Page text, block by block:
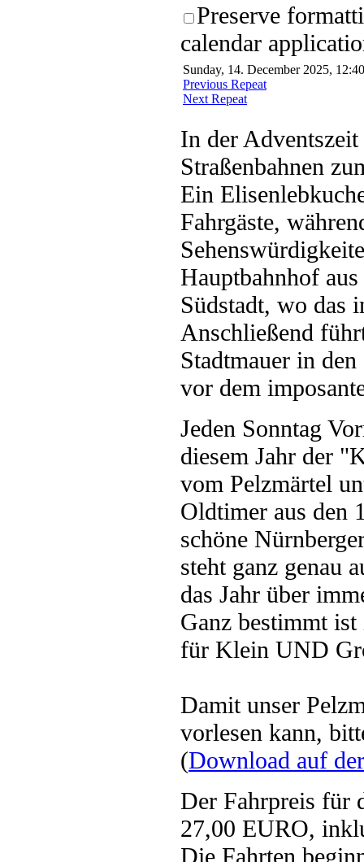
Preserve
calendar
Sunday, 14. December 2025,
Previous Repeat
Next Repeat
In der
Straßenbahnen
Ein
Fahrgäste,
Hauptbahnhof
Südstadt, wo das
Anschließend
Stadtmauer in
vor dem
Jeden Sonntag
diesem Jahr der
vom Pelzmärtel
Oldtimer aus den
schöne
steht ganz genau
das Jahr über
Ganz bestimmt ist
für Klein UND
Damit unser
vorlesen kann,
(Download auf
Der Fahrpreis für
27,00 EURO,
Die Fahrten